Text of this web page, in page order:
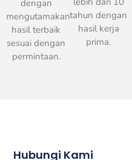
dengan
mengutamakan
hasil terbaik
sesuai dengan
permintaan.
tahun dengan
hasil kerja
prima.
Hubungi Kami